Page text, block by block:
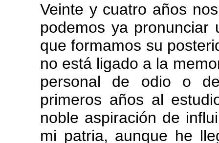
Veinte y cuatro años
podemos ya pronunciar
que formamos su
no está ligado a la
personal de odio o
primeros años al
noble aspiración de
mi patria, aunque he